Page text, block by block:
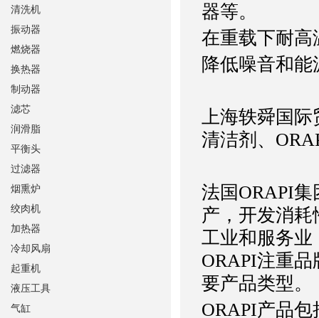
器等。
在重载下耐高
降低噪音和能
上海轶舜国际
清洁剂、
法国ORAPI
产，开发消
工业和服务业
ORAPI注重
要产品类型。
ORAPI产品
清洗机
振动器
燃烧器
换热器
制动器
滤芯
润滑脂
平衡头
过滤器
烟熏炉
绞肉机
加热器
冷却风扇
起重机
液压工具
气缸